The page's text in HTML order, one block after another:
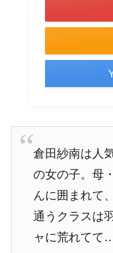
倉田紗南は人
の女の子。母
んに囲まれて
通うクラスは
ャに荒れてて